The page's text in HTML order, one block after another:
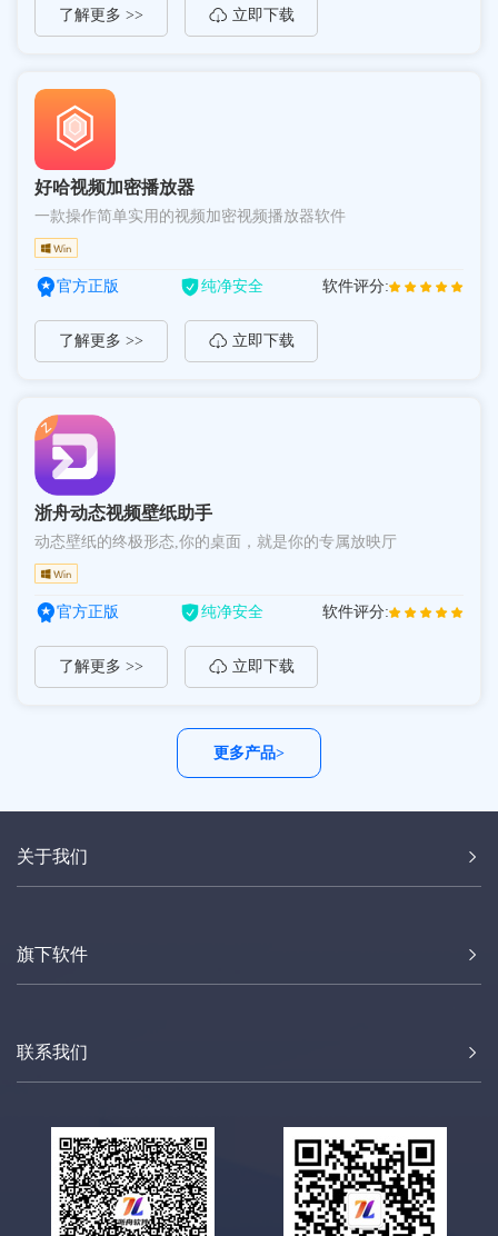
了解更多 >> 立即下载
好哈视频加密播放器
一款操作简单实用的视频加密视频播放器软件
官方正版 纯净安全 软件评分:
了解更多 >> 立即下载
浙舟动态视频壁纸助手
动态壁纸的终极形态,你的桌面，就是你的专属放映厅
官方正版 纯净安全 软件评分:
了解更多 >> 立即下载
更多产品>
关于我们
旗下软件
联系我们